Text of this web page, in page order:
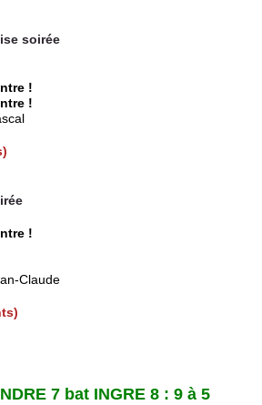
soirée
!
!
!
Claude
7 bat INGRE 8 : 9 à 5